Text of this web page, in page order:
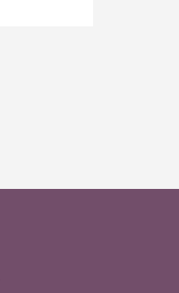
の1(css)